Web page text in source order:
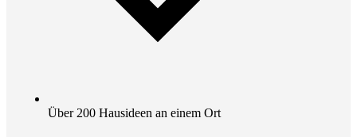
Über 200 Hausideen an einem Ort